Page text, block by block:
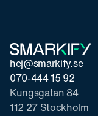
hej@smarkify.se
070-444 15 92
Kungsgatan 84
112 27 Stockholm